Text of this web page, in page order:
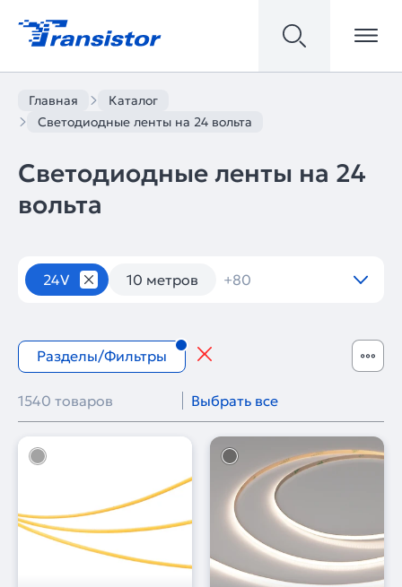
Главная
Каталог
Светодиодные ленты на 24 вольта
Светодиодные ленты на 24
вольта
24V
Светодиодные ленты
10 метров +80
Разделы/Фильтры
1540 товаров Выбрать все